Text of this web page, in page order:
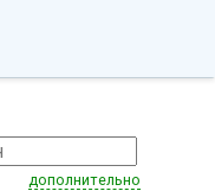
дополнительно